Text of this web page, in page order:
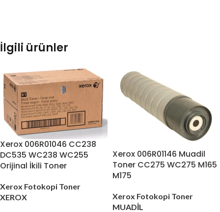
İlgili ürünler
Xerox 006R01046 CC238
DC535 WC238 WC255
Orijinal İkili Toner
Xerox Fotokopi Toner
XEROX
Xerox 006R01146 Muadil
Toner CC275 WC275 M165
M175
Xerox Fotokopi Toner
MUADİL